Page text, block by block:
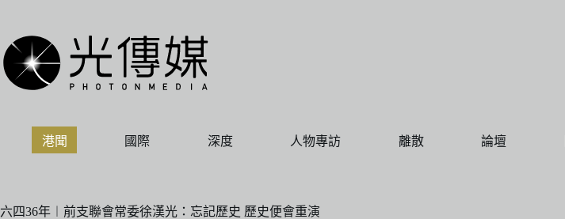
主
要
內
港聞 國際 深度 人物專訪 離散 論壇
六四36年︱前支聯會常委徐漢光：忘記歷史 歷史便會重演